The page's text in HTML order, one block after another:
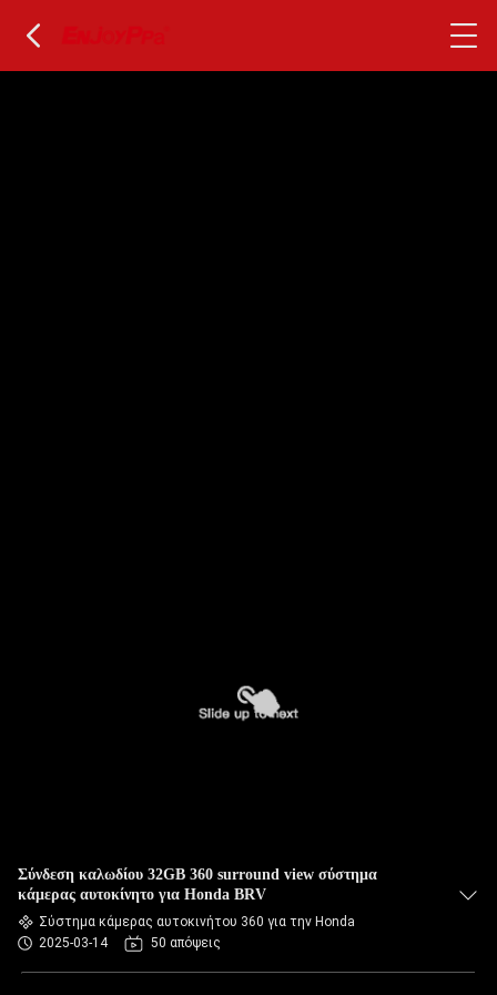
Σύνδεση καλωδίου 32GB 360 surround view σύστημα
κάμερας αυτοκίνητο για Honda BRV
Σύστημα κάμερας αυτοκινήτου 360 για την Honda
2025-03-14
50 απόψεις